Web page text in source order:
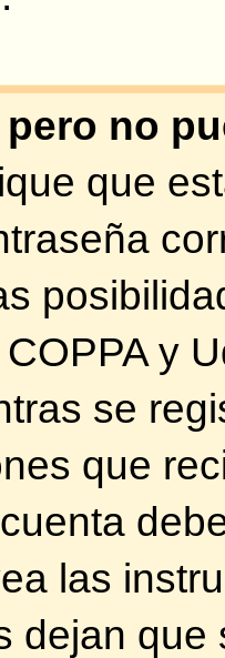
en nuestra
en el enlace
parte de
incorrectos!
siempre,
es que esté
a otra zona
perfil y defina
la zona